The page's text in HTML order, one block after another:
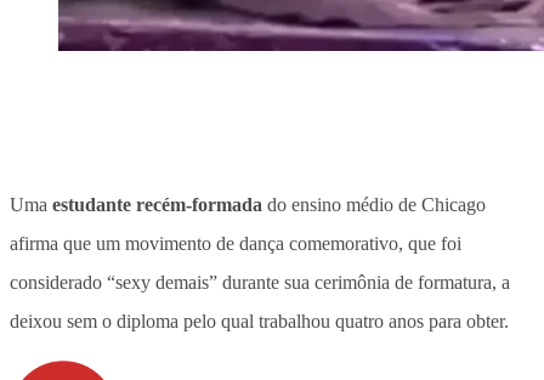
Uma estudante recém-formada do ensino médio de Chicago
afirma que um movimento de dança comemorativo, que foi
considerado “sexy demais” durante sua cerimônia de formatura, a
deixou sem o diploma pelo qual trabalhou quatro anos para obter.